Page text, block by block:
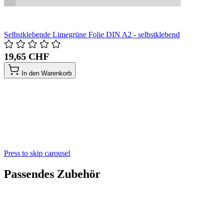
Selbstklebende Limegrüne Folie DIN A2 - selbstklebend
19,65 CHF
In den Warenkorb
Press to skip carousel
Passendes Zubehör